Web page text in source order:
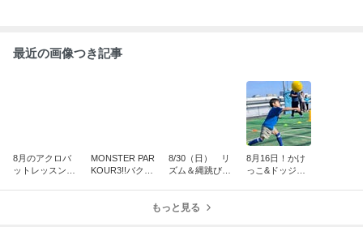
最近の画像つき記事
8月のアクロバ
ットレッスンス
MONSTER PAR
KOUR3!!バク転
8/30（日） リ
ズム＆縄跳び！
8月16日！かけ
っこ&ドッジボ
もっと見る